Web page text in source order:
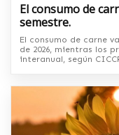
El consumo de
semestre.
El consumo de carne
de 2026, mientras los
interanual, según